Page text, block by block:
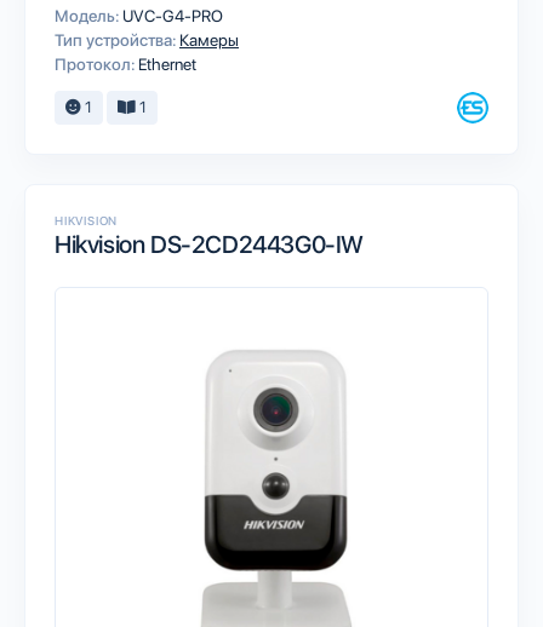
Модель: UVC‑G4‑PRO
Тип устройства: Камеры
Протокол: Ethernet
1 1
HIKVISION
Hikvision DS-2CD2443G0-IW